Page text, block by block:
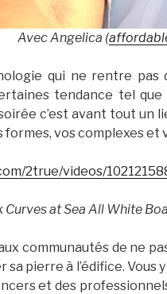
Avec Angelica (
qui ne rentre pas
tendance tel
c’est avant tout un
vos complexes et
2true/videos/
Curves at Sea All White
communautés de ne
sa pierre à l’édifice.
et des